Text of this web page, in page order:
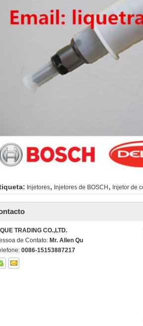
Injetores, Injetores de BOSCH , Injetor de
TRADING CO.,LTD.
de Contato: Mr. Allen Qu
0086-15153887217